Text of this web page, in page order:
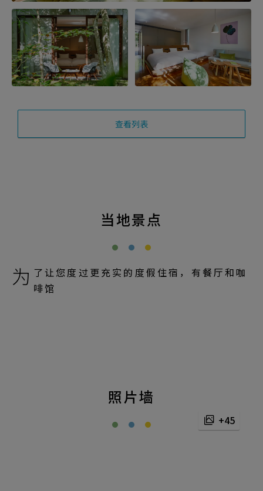
查看列表
当地景点
为 了让您度过更充实的度假住宿，有餐厅和咖
啡馆
照片墙
+45